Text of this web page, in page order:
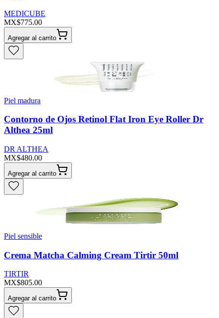
MEDICUBE
MX$775.00
Agregar al carrito
Piel madura
Contorno de Ojos Retinol Flat Iron Eye Roller Dr
Althea 25ml
DR ALTHEA
MX$480.00
Agregar al carrito
Piel sensible
Crema Matcha Calming Cream Tirtir 50ml
TIRTIR
MX$805.00
Agregar al carrito